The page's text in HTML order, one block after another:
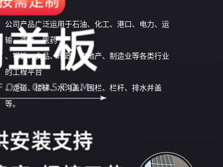
公司产品广泛运用于石油、化工、港口、电力、运
输、造纸、医药
、钢铁、食品、市政、房地产、制造业等各类行业
的工程平台
、走道、楼梯、水沟盖、围栏、栏杆、排水并盖
等。